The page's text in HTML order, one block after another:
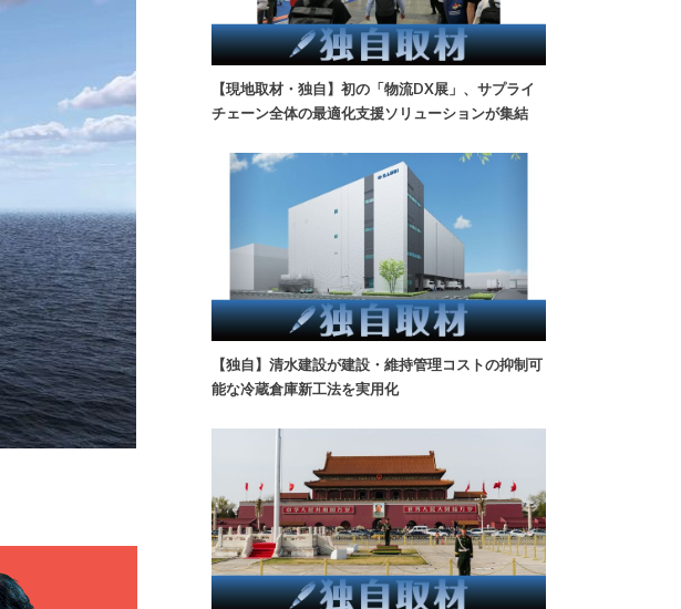
【現地取材・独自】初の「物流DX展」、サプライ
チェーン全体の最適化支援ソリューションが集結
【独自】清水建設が建設・維持管理コストの抑制可
能な冷蔵倉庫新工法を実用化